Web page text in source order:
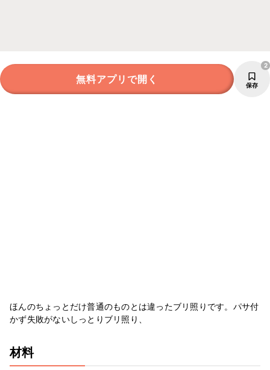
無料アプリで開く 保存
2
ほんのちょっとだけ普通のものとは違ったブリ照りです。パサ付
かず失敗がないしっとりブリ照り、
材料